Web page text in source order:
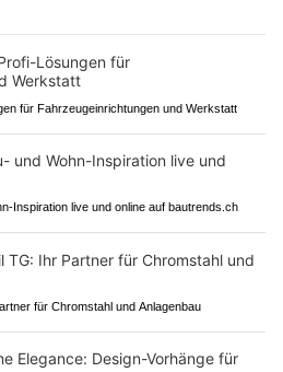
für Fahrzeugeinrichtungen und Werkstatt
Inspiration live und online auf bautrends.ch
für Chromstahl und Anlagenbau